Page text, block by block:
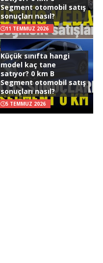
Segment otomobil satış
sonuçları nasıl?
11 TEMMUZ 2026
Küçük sınıfta hangi
model kaç tane
satıyor? 0 km B
Segment otomobil satış
sonuçları nasıl?
5 TEMMUZ 2026